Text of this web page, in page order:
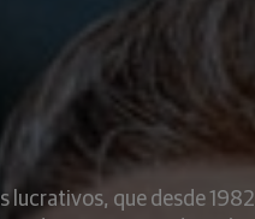
lucrativos, que desde 1982